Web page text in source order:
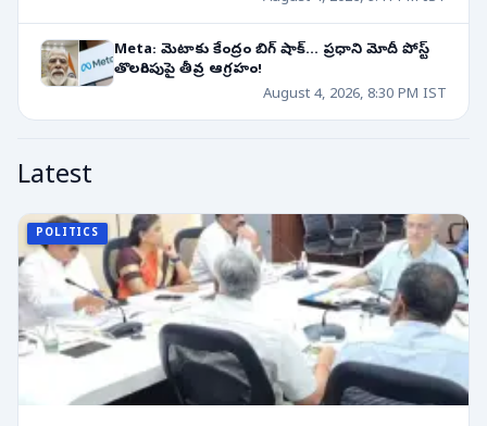
Meta: మెటాకు కేంద్రం బిగ్ షాక్... ప్రధాని మోదీ పోస్ట్
తొలగింపుపై తీవ్ర ఆగ్రహం!
August 4, 2026, 8:30 PM IST
Latest
POLITICS